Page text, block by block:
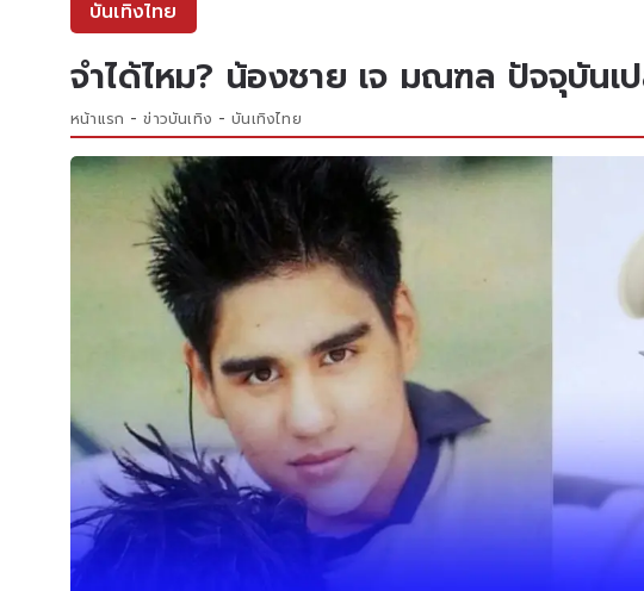
บันเทิงไทย
จำได้ไหม? น้องชาย เจ มณฑล ปัจจุบันเ
หน้าแรก ข่าวบันเทิง บันเทิงไทย